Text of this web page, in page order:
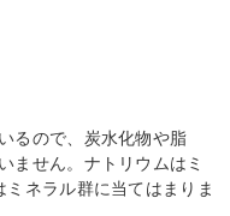
るので、炭水化物や脂
ません。ナトリウムはミ
ネラル群に当てはまりま